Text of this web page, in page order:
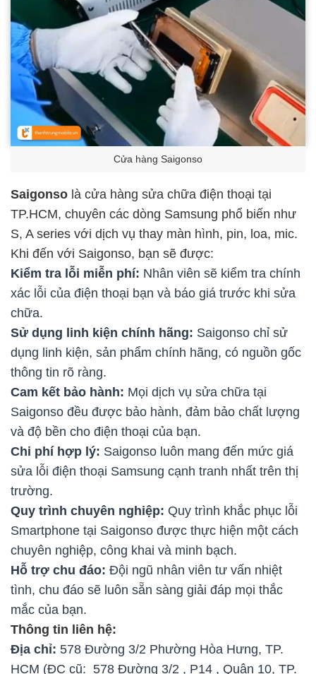
Cửa hàng Saigonso
Saigonso là cửa hàng sửa chữa điện thoại tại
TP.HCM, chuyên các dòng Samsung phổ biến như
S, A series với dịch vụ thay màn hình, pin, loa, mic.
Khi đến với Saigonso, bạn sẽ được:
Kiểm tra lỗi miễn phí: Nhân viên sẽ kiểm tra chính
xác lỗi của điện thoại bạn và báo giá trước khi sửa
chữa.
Sử dụng linh kiện chính hãng: Saigonso chỉ sử
dụng linh kiện, sản phẩm chính hãng, có nguồn gốc
thông tin rõ ràng.
Cam kết bảo hành: Mọi dịch vụ sửa chữa tại
Saigonso đều được bảo hành, đảm bảo chất lượng
và độ bền cho điện thoại của bạn.
Chi phí hợp lý: Saigonso luôn mang đến mức giá
sửa lỗi điện thoại Samsung cạnh tranh nhất trên thị
trường.
Quy trình chuyên nghiệp: Quy trình khắc phục lỗi
Smartphone tại Saigonso được thực hiện một cách
chuyên nghiệp, công khai và minh bạch.
Hỗ trợ chu đáo: Đội ngũ nhân viên tư vấn nhiệt
tình, chu đáo sẽ luôn sẵn sàng giải đáp mọi thắc
mắc của bạn.
Thông tin liên hệ:
Địa chỉ: 578 Đường 3/2 Phường Hòa Hưng, TP.
HCM (ĐC cũ: 578 Đường 3/2 , P14 , Quận 10, TP.